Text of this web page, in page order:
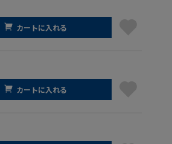
カートに入れる
カートに入れる